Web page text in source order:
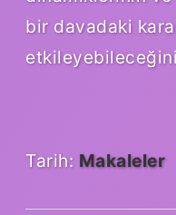
bir davadaki
Tarih: Makaleler